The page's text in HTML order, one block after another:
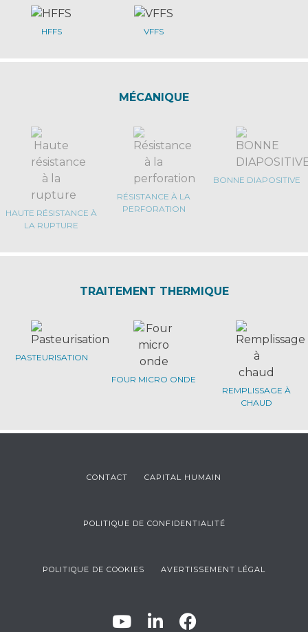
HFFS VFFS
MÉCANIQUE
HAUTE RÉSISTANCE À
LA RUPTURE
RÉSISTANCE À LA
PERFORATION
BONNE DIAPOSITIVE
TRAITEMENT THERMIQUE
PASTEURISATION
FOUR MICRO ONDE
REMPLISSAGE À
CHAUD
CONTACT CAPITAL HUMAIN
POLITIQUE DE CONFIDENTIALITÉ
POLITIQUE DE COOKIES AVERTISSEMENT LÉGAL